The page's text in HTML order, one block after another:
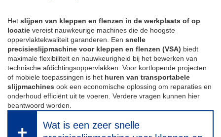
Het slijpen van kleppen en flenzen in de werkplaats of op
locatie vereist nauwkeurige machines die de hoogste
oppervlaktekwaliteit garanderen. Een snelle
precisieslijpmachine voor kleppen en flenzen (VSA) biedt
maximale flexibiliteit en nauwkeurigheid bij het bewerken van
technische afdichtingsoppervlakken. Voor kortlopende projecten
of mobiele toepassingen is het huren van transportabele
slijpmachines ook een economische oplossing om reparaties en
onderhoud efficiënt uit te voeren. Verdere vragen kunnen hier
beantwoord worden.
Wat is een zeer snelle